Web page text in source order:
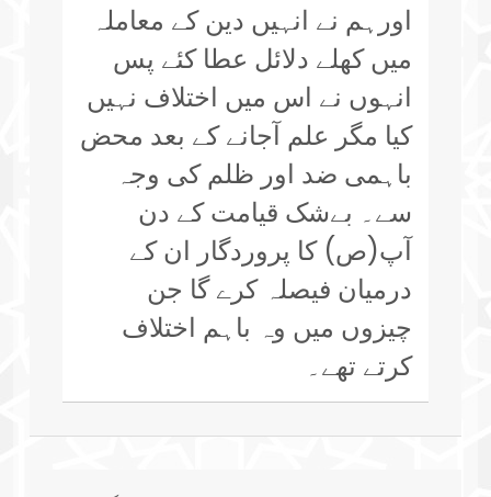
اورہم نے انہیں دین کے معاملہ
میں کھلے دلائل عطا کئے پس
انہوں نے اس میں اختلاف نہیں
کیا مگر علم آجانے کے بعد محض
باہمی ضد اور ظلم کی وجہ
سے۔ بےشک قیامت کے دن
آپ(ص) کا پروردگار ان کے
درمیان فیصلہ کرے گا جن
چیزوں میں وہ باہم اختلاف
کرتے تھے۔